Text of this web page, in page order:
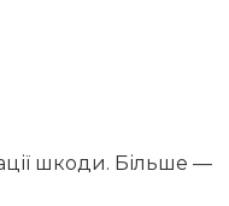
шкоди. Більше —